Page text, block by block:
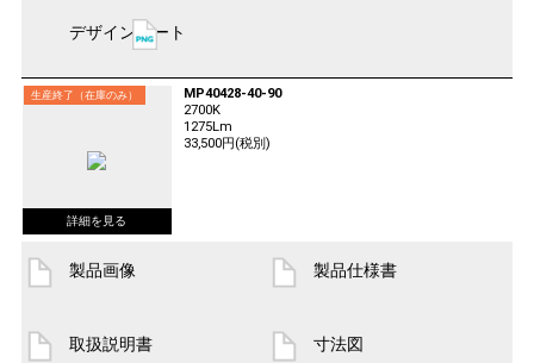
デザインシート
生産終了（在庫のみ）
MP40428-40-90
2700K
1275Lm
33,500円(税別)
製品画像 製品仕様書
取扱説明書 寸法図